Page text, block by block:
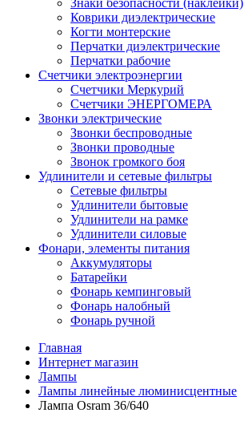
Знаки безопасности (наклейки)
Коврики диэлектрические
Когти монтерские
Перчатки диэлектрические
Перчатки рабочие
Счетчики электроэнергии
Счетчики Меркурий
Счетчики ЭНЕРГОМЕРА
Звонки электрические
Звонки беспроводные
Звонки проводные
Звонок громкого боя
Удлинители и сетевые фильтры
Сетевые фильтры
Удлинители бытовые
Удлинители на рамке
Удлинители силовые
Фонари, элементы питания
Аккумуляторы
Батарейки
Фонарь кемпинговый
Фонарь налобный
Фонарь ручной
Главная
Интернет магазин
Лампы
Лампы линейные люминисцентные
Лампа Osram 36/640